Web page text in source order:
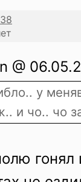
@
у
и чо.. чо
гонял